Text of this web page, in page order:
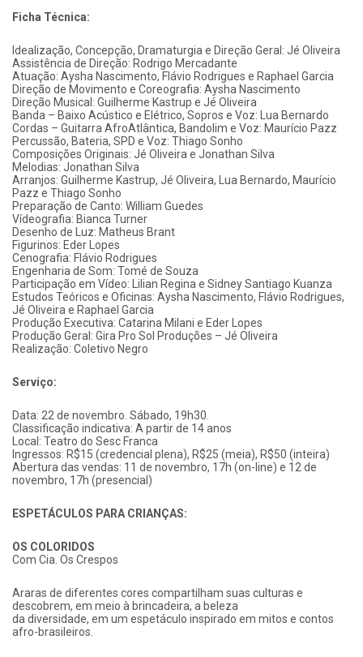
Ficha Técnica:
Idealização, Concepção, Dramaturgia e Direção Geral: Jé Oliveira
Assistência de Direção: Rodrigo Mercadante
Atuação: Aysha Nascimento, Flávio Rodrigues e Raphael Garcia
Direção de Movimento e Coreografia: Aysha Nascimento
Direção Musical: Guilherme Kastrup e Jé Oliveira
Banda – Baixo Acústico e Elétrico, Sopros e Voz: Lua Bernardo
Cordas – Guitarra AfroAtlântica, Bandolim e Voz: Maurício Pazz
Percussão, Bateria, SPD e Voz: Thiago Sonho
Composições Originais: Jé Oliveira e Jonathan Silva
Melodias: Jonathan Silva
Arranjos: Guilherme Kastrup, Jé Oliveira, Lua Bernardo, Maurício
Pazz e Thiago Sonho
Preparação de Canto: William Guedes
Vídeografia: Bianca Turner
Desenho de Luz: Matheus Brant
Figurinos: Eder Lopes
Cenografia: Flávio Rodrigues
Engenharia de Som: Tomé de Souza
Participação em Vídeo: Lilian Regina e Sidney Santiago Kuanza
Estudos Teóricos e Oficinas: Aysha Nascimento, Flávio Rodrigues,
Jé Oliveira e Raphael Garcia
Produção Executiva: Catarina Milani e Eder Lopes
Produção Geral: Gira Pro Sol Produções – Jé Oliveira
Realização: Coletivo Negro
Serviço:
Data: 22 de novembro. Sábado, 19h30.
Classificação indicativa: A partir de 14 anos
Local: Teatro do Sesc Franca
Ingressos: R$15 (credencial plena), R$25 (meia), R$50 (inteira)
Abertura das vendas: 11 de novembro, 17h (on-line) e 12 de
novembro, 17h (presencial)
ESPETÁCULOS PARA CRIANÇAS:
OS COLORIDOS
Com Cia. Os Crespos
Araras de diferentes cores compartilham suas culturas e
descobrem, em meio à brincadeira, a beleza
da diversidade, em um espetáculo inspirado em mitos e contos
afro-brasileiros.